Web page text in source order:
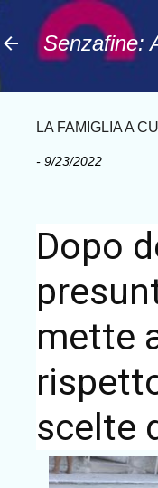
Senzafine:
LA FAMIGLIA A
- 9/23/2022
Dopo
mette
scelte